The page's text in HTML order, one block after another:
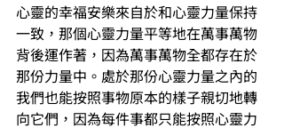
心靈的幸福安樂來自於和心靈力量保持
一致，那個心靈力量平等地在萬事萬物
背後運作著，因為萬事萬物全都存在於
那份力量中。處於那份心靈力量之內的
我們也能按照事物原本的樣子親切地轉
向它們，因為每件事都只能按照心靈力